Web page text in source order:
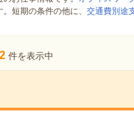
短期の条件の他に、 交通費別途
2 件を表示中